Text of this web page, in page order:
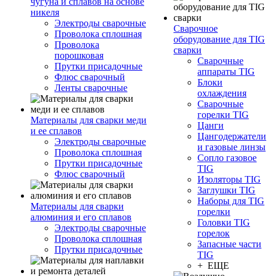
никеля
Электроды сварочные
Проволока сплошная
Проволока
порошковая
Прутки присадочные
Флюс сварочный
Ленты сварочные
Материалы для сварки меди
и ее сплавов
Электроды сварочные
Проволока сплошная
Прутки присадочные
Флюс сварочный
Материалы для сварки
алюминия и его сплавов
Электроды сварочные
Проволока сплошная
Прутки присадочные
Сварочное
оборудование для TIG
сварки
Сварочные
аппараты TIG
Блоки
охлаждения
Сварочные
горелки TIG
Цанги
Цангодержатели
и газовые линзы
Сопло газовое
TIG
Изоляторы TIG
Заглушки TIG
Наборы для TIG
горелки
Головки TIG
горелок
Запасные части
TIG
+ ЕЩЕ